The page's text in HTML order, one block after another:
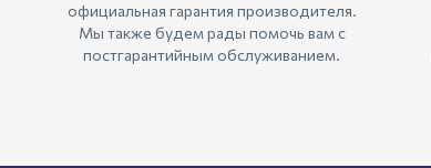
официальная гарантия производителя.
Мы также будем рады помочь вам с
постгарантийным обслуживанием.